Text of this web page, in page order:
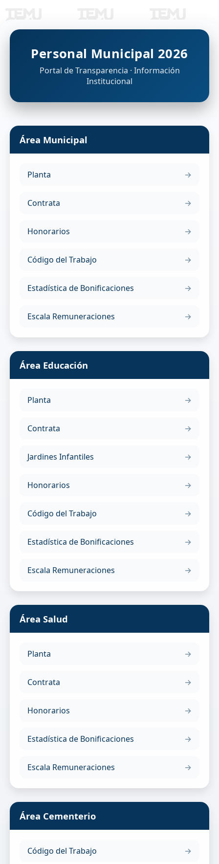
Personal Municipal 2026
Portal de Transparencia · Información
Institucional
Área Municipal
Planta
Contrata
Honorarios
Código del Trabajo
Estadística de Bonificaciones
Escala Remuneraciones
Área Educación
Planta
Contrata
Jardines Infantiles
Honorarios
Código del Trabajo
Estadística de Bonificaciones
Escala Remuneraciones
Área Salud
Planta
Contrata
Honorarios
Estadística de Bonificaciones
Escala Remuneraciones
Área Cementerio
Código del Trabajo